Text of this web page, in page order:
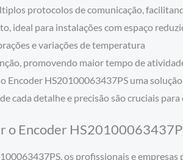
protocolos de comunicação,
ideal para instalações com espaço
e variações de temperatura
promovendo maior tempo de
Encoder HS20100063437PS uma
cada detalhe e precisão são cruciais para
o Encoder
os profissionais e